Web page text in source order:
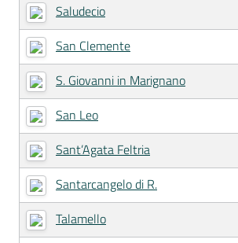
Saludecio
San Clemente
S. Giovanni in Marignano
San Leo
Sant’Agata Feltria
Santarcangelo di R.
Talamello